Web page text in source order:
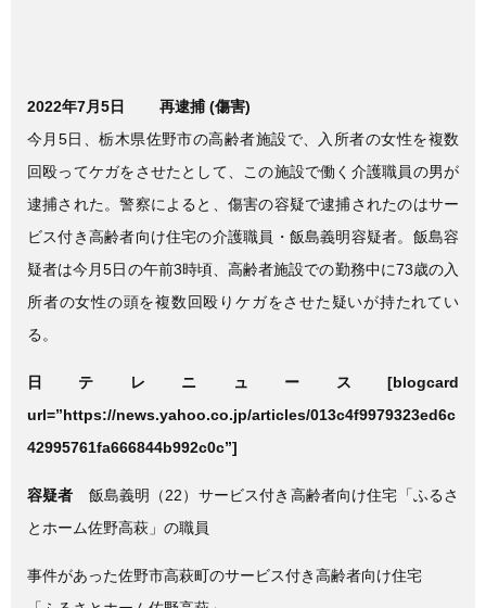
2022年7月5日
再逮捕 (傷害)
今月5日、栃木県佐野市の高齢者施設で、入所者の女性を複数
回殴ってケガをさせたとして、この施設で働く介護職員の男が
逮捕された。警察によると、傷害の容疑で逮捕されたのはサー
ビス付き高齢者向け住宅の介護職員・飯島義明容疑者。飯島容
疑者は今月5日の午前3時頃、高齢者施設での勤務中に73歳の入
所者の女性の頭を複数回殴りケガをさせた疑いが持たれてい
る。
日テレニュース [blogcard
url=”https://news.yahoo.co.jp/articles/013c4f9979323ed6c
42995761fa666844b992c0c”]
容疑者 飯島義明（22）サービス付き高齢者向け住宅「ふるさ
とホーム佐野高萩」の職員
事件があった佐野市高萩町のサービス付き高齢者向け住宅